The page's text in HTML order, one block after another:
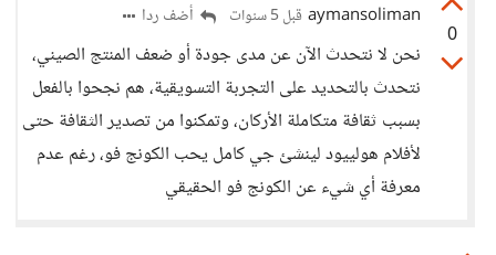
0
aymansoliman قبل 5 سنوات أضف ردا
نحن لا نتحدث الآن عن مدى جودة أو ضعف المنتج الصيني،
نتحدث بالتحديد على التجربة التسويقية، هم نجحوا بالفعل
بسبب ثقافة متكاملة الأركان، وتمكنوا من تصدير الثقافة حتى
لأفلام هولييود لينشئ جي كامل يحب الكونج فو، رغم عدم
معرفة أي شيء عن الكونج فو الحقيقي